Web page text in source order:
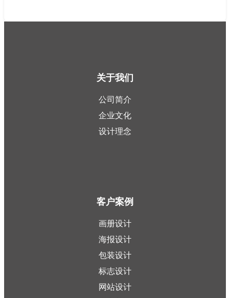
关于我们
公司简介
企业文化
设计理念
客户案例
画册设计
海报设计
包装设计
标志设计
网站设计